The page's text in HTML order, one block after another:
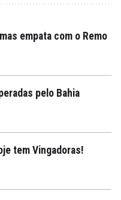
empata com o Remo
pelo Bahia
tem Vingadoras!